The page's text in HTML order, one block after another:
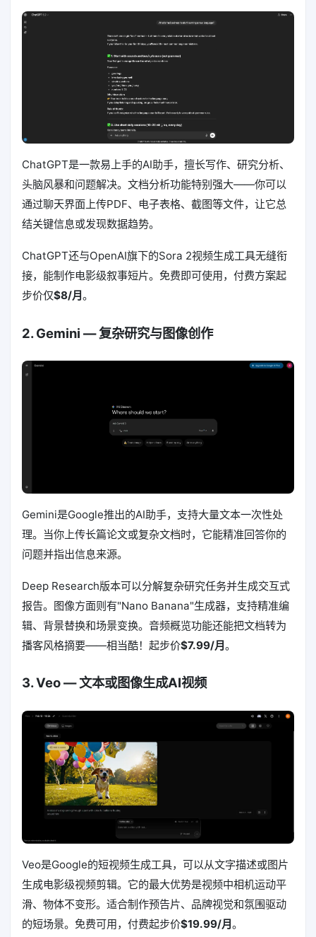
ChatGPT是一款易上手的AI助手，擅长写作、研究分析、
头脑风暴和问题解决。文档分析功能特别强大——你可以
通过聊天界面上传PDF、电子表格、截图等文件，让它总
结关键信息或发现数据趋势。
ChatGPT还与OpenAI旗下的Sora 2视频生成工具无缝衔
接，能制作电影级叙事短片。免费即可使用，付费方案起
步价仅$8/月。
2. Gemini — 复杂研究与图像创作
Gemini是Google推出的AI助手，支持大量文本一次性处
理。当你上传长篇论文或复杂文档时，它能精准回答你的
问题并指出信息来源。
Deep Research版本可以分解复杂研究任务并生成交互式
报告。图像方面则有"Nano Banana"生成器，支持精准编
辑、背景替换和场景变换。音频概览功能还能把文档转为
播客风格摘要——相当酷！起步价$7.99/月。
3. Veo — 文本或图像生成AI视频
Veo是Google的短视频生成工具，可以从文字描述或图片
生成电影级视频剪辑。它的最大优势是视频中相机运动平
滑、物体不变形。适合制作预告片、品牌视觉和氛围驱动
的短场景。免费可用，付费起步价$19.99/月。